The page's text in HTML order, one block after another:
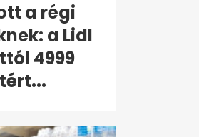
a régi
a Lidl
4999